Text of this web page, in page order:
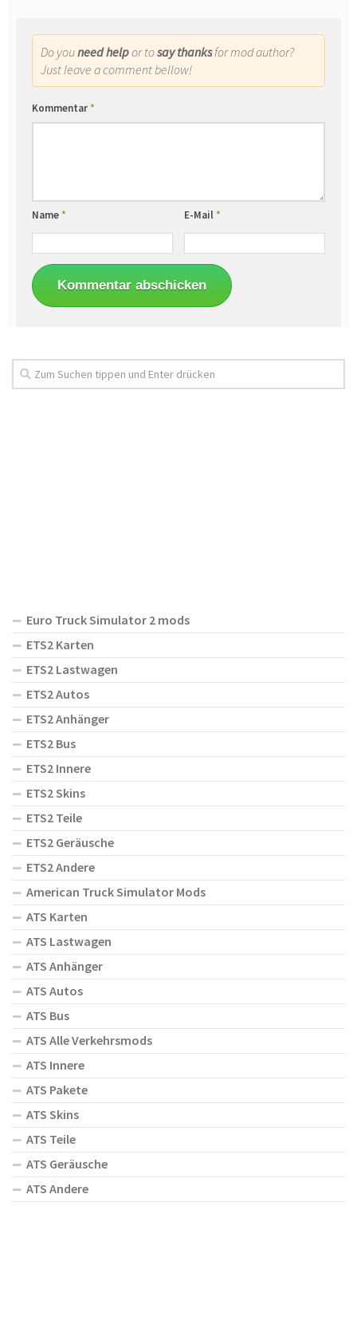
Do youneed helpor tosay thanksfor mod author?
Just leave a comment bellow!
Kommentar*
Name* E-Mail*
Euro Truck Simulator 2 mods
ETS2 Karten
ETS2 Lastwagen
ETS2 Autos
ETS2 Anhänger
ETS2 Bus
ETS2 Innere
ETS2 Skins
ETS2 Teile
ETS2 Geräusche
ETS2 Andere
American Truck Simulator Mods
ATS Karten
ATS Lastwagen
ATS Anhänger
ATS Autos
ATS Bus
ATS Alle Verkehrsmods
ATS Innere
ATS Pakete
ATS Skins
ATS Teile
ATS Geräusche
ATS Andere